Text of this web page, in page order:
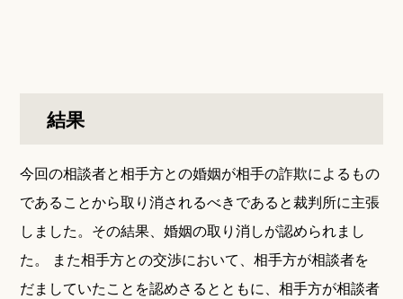
結果
今回の相談者と相手方との婚姻が相手の詐欺によるもの
であることから取り消されるべきであると裁判所に主張
しました。その結果、婚姻の取り消しが認められまし
た。 また相手方との交渉において、相手方が相談者を
だましていたことを認めさるとともに、相手方が相談者